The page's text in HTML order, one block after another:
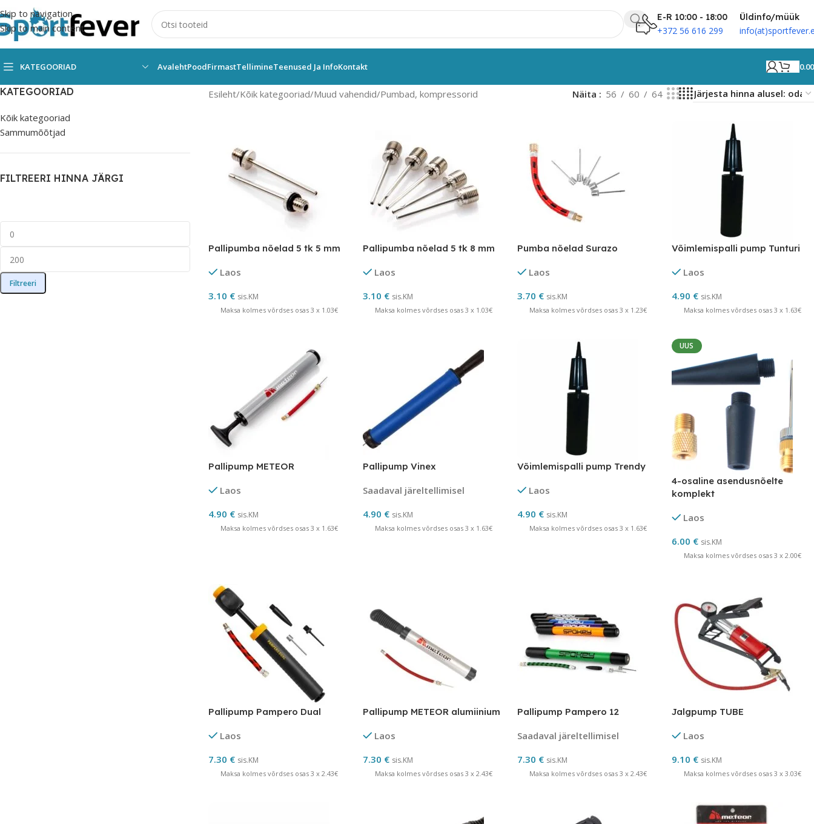
Skip to navigation
Skip to main content
E-R 10:00 - 18:00
+372 56 616 299
Üldinfo/müük
KATEGOORIAD AvalehtPoodFirmastTellimineTeenused Ja InfoKontakt
KATEGOORIAD
Kõik kategooriad
Sammumõõtjad
FILTREERI HINNA JÄRGI
Filtreeri
Esileht Kõik kategooriad Muud vahendid Pumbad, kompressorid Näita 56 60 64
Pallipumba nõelad 5 tk 5 mm
Laos
3.10 € sis.KM
Maksa kolmes võrdses osas 3 x 1.03€
Pallipumba nõelad 5 tk 8 mm
Laos
3.10 € sis.KM
Maksa kolmes võrdses osas 3 x 1.03€
Pumba nõelad Surazo
Laos
3.70 € sis.KM
Maksa kolmes võrdses osas 3 x 1.23€
Võimlemispalli pump Tunturi
Laos
4.90 € sis.KM
Maksa kolmes võrdses osas 3 x 1.63€
Pallipump METEOR
Laos
4.90 € sis.KM
Maksa kolmes võrdses osas 3 x 1.63€
Pallipump Vinex
Saadaval järeltellimisel
4.90 € sis.KM
Maksa kolmes võrdses osas 3 x 1.63€
Võimlemispalli pump Trendy
Laos
4.90 € sis.KM
Maksa kolmes võrdses osas 3 x 1.63€
UUS
4-osaline asendusnõelte
komplekt
Laos
6.00 € sis.KM
Maksa kolmes võrdses osas 3 x 2.00€
Pallipump Pampero Dual
Laos
7.30 € sis.KM
Maksa kolmes võrdses osas 3 x 2.43€
Pallipump METEOR alumiinium
Laos
7.30 € sis.KM
Maksa kolmes võrdses osas 3 x 2.43€
Pallipump Pampero 12
Saadaval järeltellimisel
7.30 € sis.KM
Maksa kolmes võrdses osas 3 x 2.43€
Jalgpump TUBE
Laos
9.10 € sis.KM
Maksa kolmes võrdses osas 3 x 3.03€